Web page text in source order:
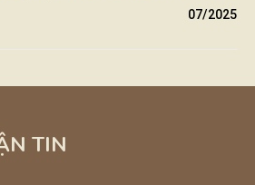
07/2025
TIN